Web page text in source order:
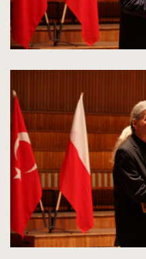
spowoduje
zdjęcia
do
rozmiarów
oryginalnych